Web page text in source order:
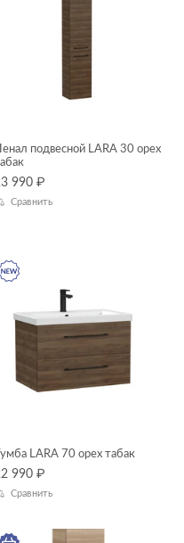
Пенал подвесной LARA 30 орех
990 ₽
Сравнить
Тумба LARA 70 орех табак
990 ₽
Сравнить